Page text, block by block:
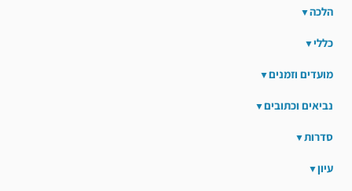
הלכה
כללי
מועדים וזמנים
נביאים וכתובים
סדרות
עיון